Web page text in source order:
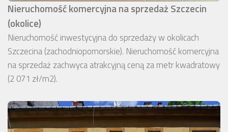
Nieruchomość komercyjna na sprzedaż Szczecin
(okolice)
Nieruchomość inwestycyjna do sprzedaży w okolicach
Szczecina (zachodniopomorskie). Nieruchomość komercyjna
na sprzedaż zachwyca atrakcyjną ceną za metr kwadratowy
(2 071 zł/m2).